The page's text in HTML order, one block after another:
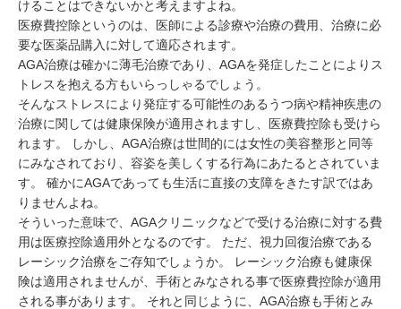
けることはできないかと考えますよね。
医療費控除というのは、医師による診療や治療の費用、治療に必
要な医薬品購入に対して適応されます。
AGA治療は確かに薄毛治療であり、AGAを発症したことによりス
トレスを抱える方もいらっしゃるでしょう。
そんなストレスにより発症する可能性のあるうつ病や精神疾患の
治療に関しては健康保険が適用されますし、医療費控除も受けら
れます。 しかし、AGA治療は世間的には女性の美容整形と同等
にみなされており、容姿を美しくする行為にあたるとされていま
す。 確かにAGAであっても生活に直接の支障をきたす訳ではあ
りませんよね。
そういった意味で、AGAクリニックなどで受ける治療に対する費
用は医療控除適用外となるのです。 ただ、視力回復治療である
レーシック治療をご存知でしょうか。 レーシック治療も健康保
険は適用されませんが、手術とみなされる事で医療費控除が適用
される事があります。 それと同じように、AGA治療も手術とみ